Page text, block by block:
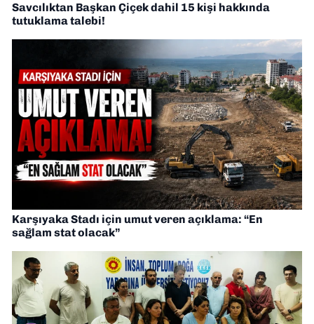
Savcılıktan Başkan Çiçek dahil 15 kişi hakkında
tutuklama talebi!
Karşıyaka Stadı için umut veren açıklama: “En
sağlam stat olacak”